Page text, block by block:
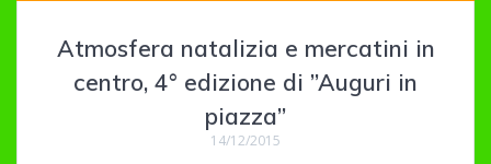
Atmosfera natalizia e mercatini in
centro, 4° edizione di ”Auguri in
piazza”
14/12/2015